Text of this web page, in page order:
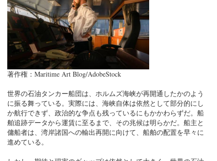
著作権：Maritime Art Blog/AdobeStock
世界の石油タンカー船団は、ホルムズ海峡が再開通したかのよう
に振る舞っている。実際には、海峡自体は依然として部分的にし
か航行できず、政治的な争点も残っているにもかかわらずだ。船
舶追跡データから運賃に至るまで、その兆候は明らかだ。船主と
傭船者は、湾岸諸国への輸出再開に向けて、船舶の配置を早々に
進めている。